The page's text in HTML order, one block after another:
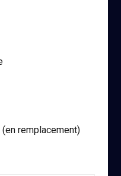
remplacement)